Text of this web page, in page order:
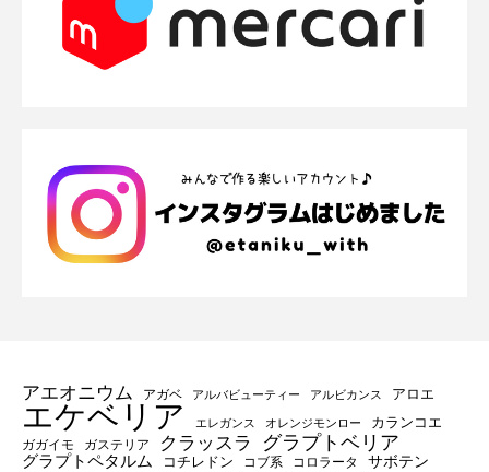
アエオニウム アガベ アルバビューティー アルビカンス アロエ
エケベリア エレガンス オレンジモンロー カランコエ
ガガイモ ガステリア クラッスラ グラプトベリア
グラプトペタルム コチレドン コブ系 コロラータ サボテン